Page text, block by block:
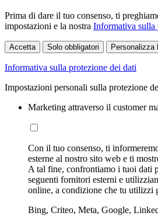
Prima di dare il tuo consenso, ti
impostazioni e la nostra Informativa sulla
Accetta Solo obbligatori Personalizza
Informativa sulla protezione dei dati
Impostazioni personali sulla protezione
Marketing attraverso il customer
Con il tuo consenso, ti
esterne al nostro sito web e ti
A tal fine, confrontiamo i tuoi dati
seguenti fornitori esterni e
online, a condizione che tu utilizzi
Bing, Criteo, Meta, Google,